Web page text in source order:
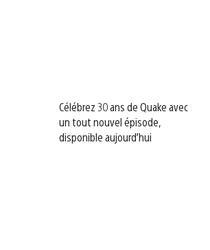
Célébrez 30 ans de Quake avec
un tout nouvel épisode,
disponible aujourd’hui